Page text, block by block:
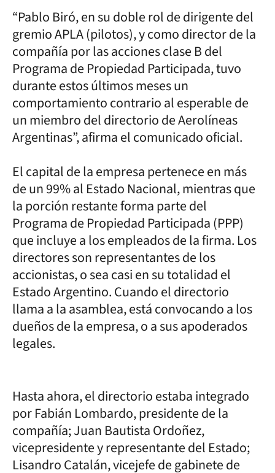
“Pablo Biró, en su doble rol de dirigente del
gremio APLA (pilotos), y como director de la
compañía por las acciones clase B del
Programa de Propiedad Participada, tuvo
durante estos últimos meses un
comportamiento contrario al esperable de
un miembro del directorio de Aerolíneas
Argentinas”, afirma el comunicado oficial.
El capital de la empresa pertenece en más
de un 99% al Estado Nacional, mientras que
la porción restante forma parte del
Programa de Propiedad Participada (PPP)
que incluye a los empleados de la firma. Los
directores son representantes de los
accionistas, o sea casi en su totalidad el
Estado Argentino. Cuando el directorio
llama a la asamblea, está convocando a los
dueños de la empresa, o a sus apoderados
legales.
Hasta ahora, el directorio estaba integrado
por Fabián Lombardo, presidente de la
compañía; Juan Bautista Ordoñez,
vicepresidente y representante del Estado;
Lisandro Catalán, vicejefe de gabinete de